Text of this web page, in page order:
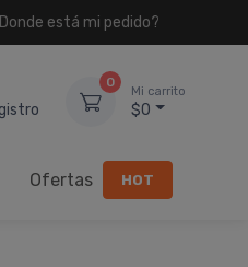
Donde está mi pedido?
0
Mi carrito
$0
Ofertas HOT